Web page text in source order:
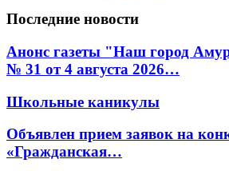
Последние новости
Анонс газеты "Наш город
№ 31 от 4 августа 2026…
Школьные каникулы
Объявлен прием заявок на
«Гражданская…